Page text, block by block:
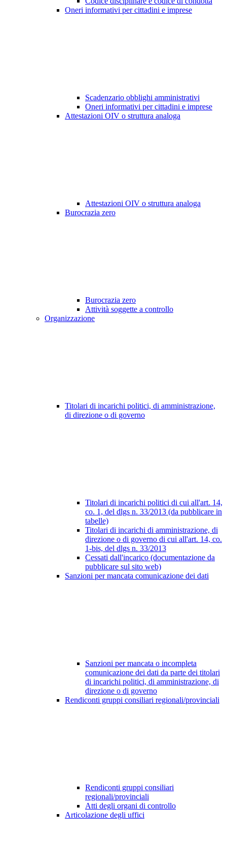
Oneri informativi per cittadini e imprese
Scadenzario obblighi amministrativi
Oneri informativi per cittadini e imprese
Attestazioni OIV o struttura analoga
Attestazioni OIV o struttura analoga
Burocrazia zero
Burocrazia zero
Attività soggette a controllo
Organizzazione
Titolari di incarichi politici, di amministrazione,
di direzione o di governo
Titolari di incarichi politici di cui all'art. 14,
co. 1, del dlgs n. 33/2013 (da pubblicare in
tabelle)
Titolari di incarichi di amministrazione, di
direzione o di governo di cui all'art. 14, co.
1-bis, del dlgs n. 33/2013
Cessati dall'incarico (documentazione da
pubblicare sul sito web)
Sanzioni per mancata comunicazione dei dati
Sanzioni per mancata o incompleta
comunicazione dei dati da parte dei titolari
di incarichi politici, di amministrazione, di
direzione o di governo
Rendiconti gruppi consiliari regionali/provinciali
Rendiconti gruppi consiliari
regionali/provinciali
Atti degli organi di controllo
Articolazione degli uffici